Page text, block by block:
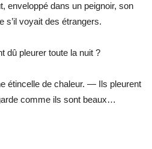
enveloppé dans un peignoir, son
voyait des étrangers.
pleurer toute la nuit ?
étincelle de chaleur. — Ils pleurent
comme ils sont beaux…